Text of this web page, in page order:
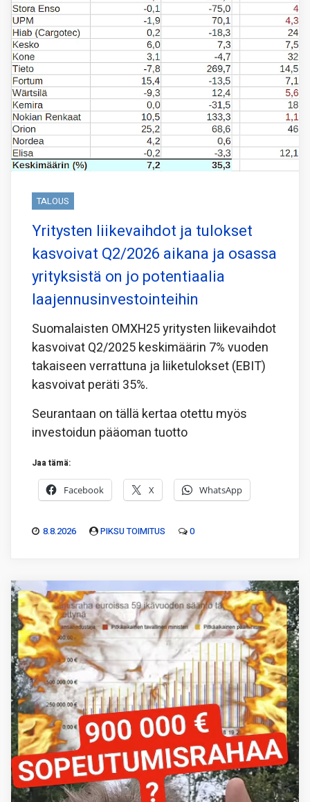
TALOUS
Yritysten liikevaihdot ja tulokset
kasvoivat Q2/2026 aikana ja osassa
yrityksistä on jo potentiaalia
laajennusinvestointeihin
Suomalaisten OMXH25 yritysten liikevaihdot
kasvoivat Q2/2025 keskimäärin 7% vuoden
takaiseen verrattuna ja liiketulokset (EBIT)
kasvoivat peräti 35%.
Seurantaan on tällä kertaa otettu myös
investoidun pääoman tuotto
Jaa tämä:
Facebook X WhatsApp
8.8.2026 PIKSU TOIMITUS 0